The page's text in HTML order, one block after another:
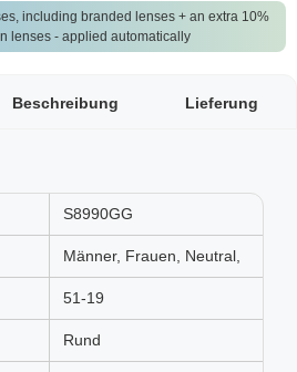
including branded lenses + an extra 10%
lenses - applied automatically
Beschreibung Lieferung
S8990GG
Männer, Frauen, Neutral,
51-19
Rund